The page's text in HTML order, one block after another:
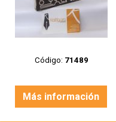
Código: 71489
Más información